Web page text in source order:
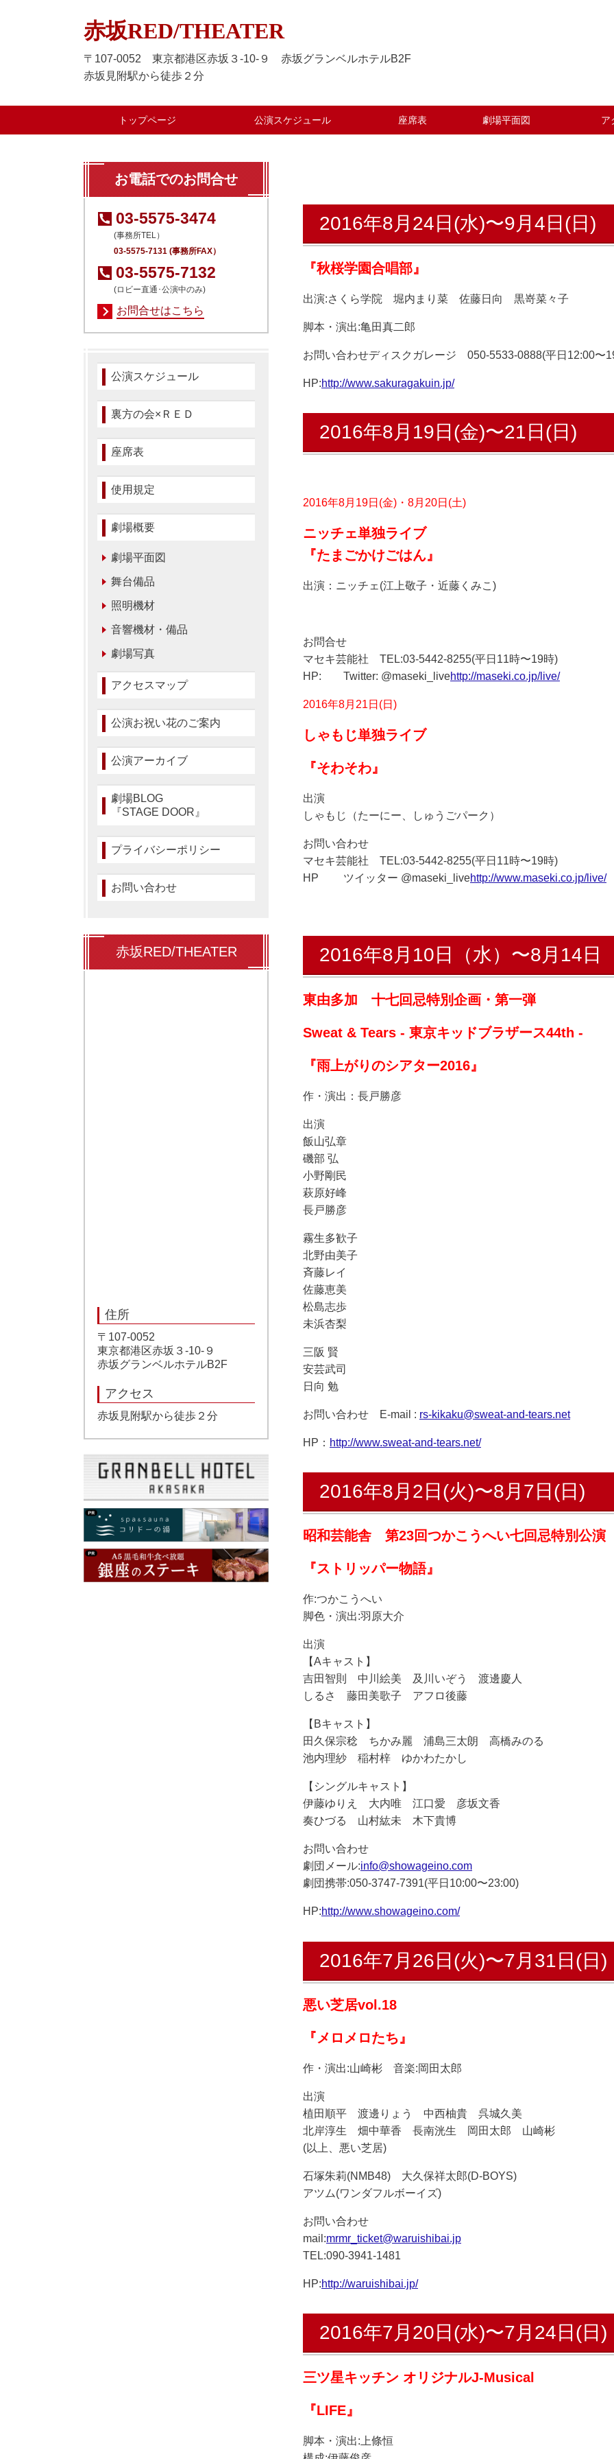
赤坂RED/THEATER
〒107-0052 東京都港区赤坂３-10-９ 赤坂グランベルホテルB2F
赤坂見附駅から徒歩２分
トップページ 公演スケジュール 座席表 劇場平面図 ア
2016年8月24日(水)〜9月4日(日)
『秋桜学園合唱部』
出演:さくら学院 堀内まり菜 佐藤日向 黒嵜菜々子
脚本・演出:亀田真二郎
お問い合わせディスクガレージ 050-5533-0888(平日12:00〜
HP:http://www.sakuragakuin.jp/
2016年8月19日(金)〜21日(日)
2016年8月19日(金)・8月20日(土)
ニッチェ単独ライブ
『たまごかけごはん』
出演：ニッチェ(江上敬子・近藤くみこ)
お問合せ
マセキ芸能社 TEL:03-5442-8255(平日11時〜19時)
HP: Twitter: @maseki_livehttp://maseki.co.jp/live/
2016年8月21日(日)
しゃもじ単独ライブ
『そわそわ』
出演
しゃもじ（たーにー、しゅうごパーク）
お問い合わせ
マセキ芸能社 TEL:03-5442-8255(平日11時〜19時)
HP ツイッター @maseki_livehttp://www.maseki.co.jp/live/
2016年8月10日（水）〜8月14日
東由多加 十七回忌特別企画・第一弾
Sweat & Tears - 東京キッドブラザース44th -
『雨上がりのシアター2016』
作・演出：長戸勝彦
出演
飯山弘章
磯部 弘
小野剛民
萩原好峰
長戸勝彦
霧生多歓子
北野由美子
斉藤レイ
佐藤恵美
松島志歩
未浜杏梨
三阪 賢
安芸武司
日向 勉
お問い合わせ E-mail : rs-kikaku@sweat-and-tears.net
HP： http://www.sweat-and-tears.net/
2016年8月2日(火)〜8月7日(日)
昭和芸能舎 第23回つかこうへい七回忌特別公演
『ストリッパー物語』
作:つかこうへい
脚色・演出:羽原大介
出演
【Aキャスト】
吉田智則 中川絵美 及川いぞう 渡邊慶人
しるさ 藤田美歌子 アフロ後藤
【Bキャスト】
田久保宗稔 ちかみ麗 浦島三太朗 高橋みのる
池内理紗 稲村梓 ゆかわたかし
【シングルキャスト】
伊藤ゆりえ 大内唯 江口愛 彦坂文香
奏ひづる 山村紘未 木下貴博
お問い合わせ
劇団メール:info@showageino.com
劇団携帯:050-3747-7391(平日10:00〜23:00)
HP:http://www.showageino.com/
2016年7月26日(火)〜7月31日(日)
悪い芝居vol.18
『メロメロたち』
作・演出:山崎彬 音楽:岡田太郎
出演
植田順平 渡邊りょう 中西柚貴 呉城久美
北岸淳生 畑中華香 長南洸生 岡田太郎 山崎彬
(以上、悪い芝居)
石塚朱莉(NMB48) 大久保祥太郎(D-BOYS)
アツム(ワンダフルボーイズ)
お問い合わせ
mail:mrmr_ticket@waruishibai.jp
TEL:090-3941-1481
HP:http://waruishibai.jp/
2016年7月20日(水)〜7月24日(日)
三ツ星キッチン オリジナルJ-Musical
『LIFE』
脚本・演出:上條恒
お電話でのお問合せ
03-5575-3474
(事務所TEL）
03-5575-7131 (事務所FAX）
03-5575-7132
(ロビー直通･公演中のみ)
お問合せはこちら
公演スケジュール
裏方の会×ＲＥＤ
座席表
使用規定
劇場概要
劇場平面図
舞台備品
照明機材
音響機材・備品
劇場写真
アクセスマップ
公演お祝い花のご案内
公演アーカイブ
劇場BLOG
『STAGE DOOR』
プライバシーポリシー
お問い合わせ
赤坂RED/THEATER
住所
〒107-0052
東京都港区赤坂３-10-９
赤坂グランベルホテルB2F
アクセス
赤坂見附駅から徒歩２分